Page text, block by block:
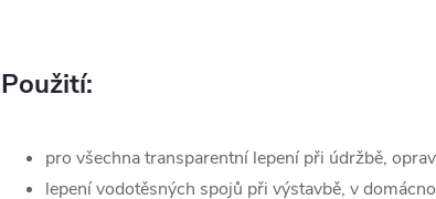
Použití:
pro všechna transparentní lepení při údržbě,
lepení vodotěsných spojů při výstavbě, v